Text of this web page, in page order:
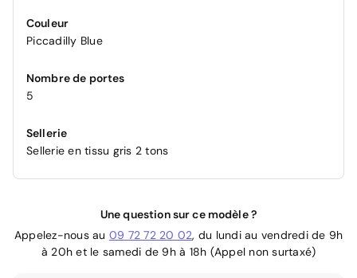
Couleur
Piccadilly Blue
Nombre de portes
5
Sellerie
Sellerie en tissu gris 2 tons
Une question sur ce modèle ?
Appelez-nous au 09 72 72 20 02, du lundi au vendredi de 9h
à 20h et le samedi de 9h à 18h (Appel non surtaxé)